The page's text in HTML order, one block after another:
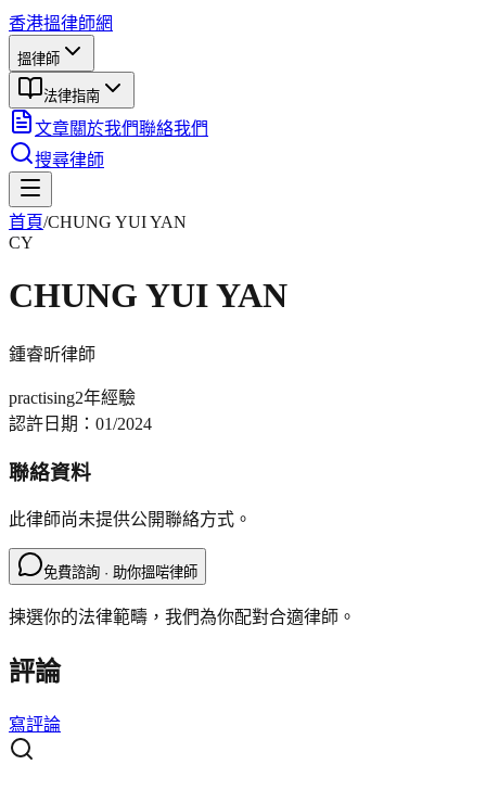
香港搵律師網
搵律師
法律指南
文章關於我們聯絡我們
搜尋律師
首頁/CHUNG YUI YAN
CY
CHUNG YUI YAN
鍾睿昕律師
practising2年經驗
認許日期： 01/2024
聯絡資料
此律師尚未提供公開聯絡方式。
免費諮詢 · 助你搵啱律師
揀選你的法律範疇，我們為你配對合適律師。
評論
寫評論